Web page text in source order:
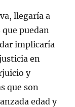
llegaría a
puedan
implicaría
en
y
que son
edad y